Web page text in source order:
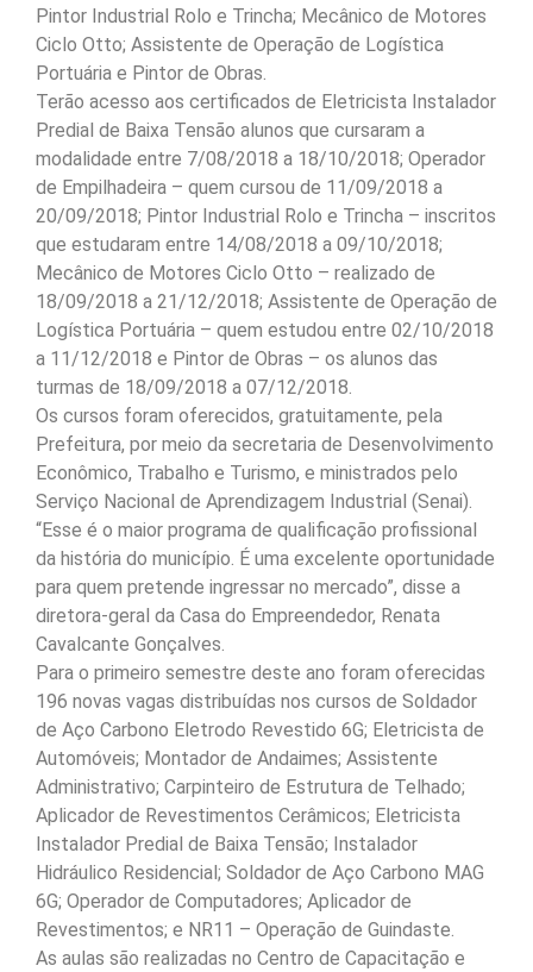
Pintor Industrial Rolo e Trincha; Mecânico de Motores
Ciclo Otto; Assistente de Operação de Logística
Portuária e Pintor de Obras.
Terão acesso aos certificados de Eletricista Instalador
Predial de Baixa Tensão alunos que cursaram a
modalidade entre 7/08/2018 a 18/10/2018; Operador
de Empilhadeira – quem cursou de 11/09/2018 a
20/09/2018; Pintor Industrial Rolo e Trincha – inscritos
que estudaram entre 14/08/2018 a 09/10/2018;
Mecânico de Motores Ciclo Otto – realizado de
18/09/2018 a 21/12/2018; Assistente de Operação de
Logística Portuária – quem estudou entre 02/10/2018
a 11/12/2018 e Pintor de Obras – os alunos das
turmas de 18/09/2018 a 07/12/2018.
Os cursos foram oferecidos, gratuitamente, pela
Prefeitura, por meio da secretaria de Desenvolvimento
Econômico, Trabalho e Turismo, e ministrados pelo
Serviço Nacional de Aprendizagem Industrial (Senai).
“Esse é o maior programa de qualificação profissional
da história do município. É uma excelente oportunidade
para quem pretende ingressar no mercado”, disse a
diretora-geral da Casa do Empreendedor, Renata
Cavalcante Gonçalves.
Para o primeiro semestre deste ano foram oferecidas
196 novas vagas distribuídas nos cursos de Soldador
de Aço Carbono Eletrodo Revestido 6G; Eletricista de
Automóveis; Montador de Andaimes; Assistente
Administrativo; Carpinteiro de Estrutura de Telhado;
Aplicador de Revestimentos Cerâmicos; Eletricista
Instalador Predial de Baixa Tensão; Instalador
Hidráulico Residencial; Soldador de Aço Carbono MAG
6G; Operador de Computadores; Aplicador de
Revestimentos; e NR11 – Operação de Guindaste.
As aulas são realizadas no Centro de Capacitação e